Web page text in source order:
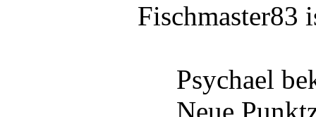
Fischmaster83
Psychael